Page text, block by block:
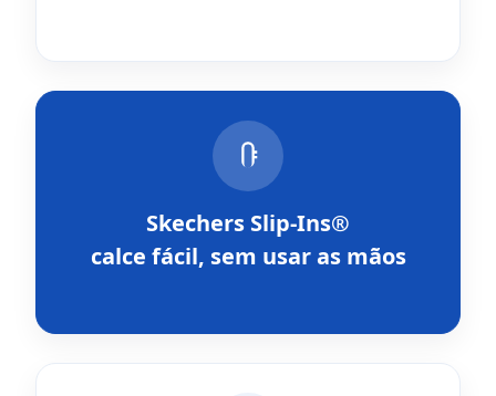
Skechers Slip-Ins®
calce fácil, sem usar as mãos